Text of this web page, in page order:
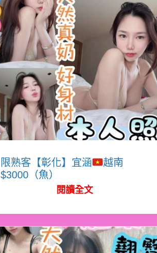
限熟客【彰化】宜涵
越南
$3000（魚）
閱讀全文